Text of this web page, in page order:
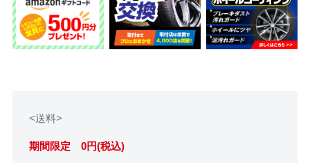
<送料>
期間限定 0円(税込)